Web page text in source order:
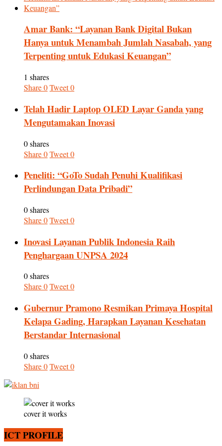
Amar Bank: “Layanan Bank Digital Bukan
Hanya untuk Menambah Jumlah Nasabah, yang
Terpenting untuk Edukasi Keuangan”
1 shares
Share0Tweet0
Telah Hadir Laptop OLED Layar Ganda yang
Mengutamakan Inovasi
0 shares
Share0Tweet0
Peneliti: “GoTo Sudah Penuhi Kualifikasi
Perlindungan Data Pribadi”
0 shares
Share0Tweet0
Inovasi Layanan Publik Indonesia Raih
Penghargaan UNPSA 2024
0 shares
Share0Tweet0
Gubernur Pramono Resmikan Primaya Hospital
Kelapa Gading, Harapkan Layanan Kesehatan
Berstandar Internasional
0 shares
Share0Tweet0
cover it works
ICT PROFILE